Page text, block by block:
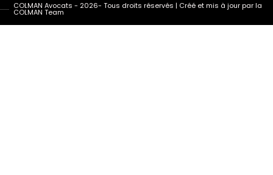
COLMAN Avocats - 2026- Tous droits réservés | Créé et mis à jour par la
COLMAN Team